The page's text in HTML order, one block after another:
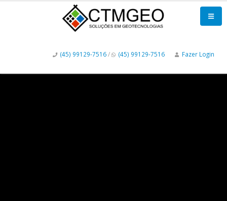
(45) 99129-7516/ (45) 99129-7516 Fazer Login